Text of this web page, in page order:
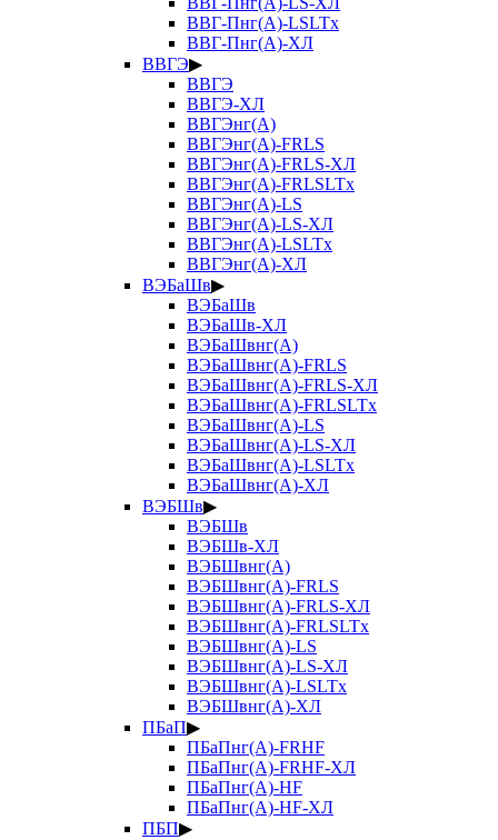
ВВГ-Пнг(А)-LSLTx
ВВГ-Пнг(А)-ХЛ
ВВГЭ▶
ВВГЭ
ВВГЭ-ХЛ
ВВГЭнг(А)
ВВГЭнг(А)-FRLS
ВВГЭнг(А)-FRLS-ХЛ
ВВГЭнг(А)-FRLSLTx
ВВГЭнг(А)-LS
ВВГЭнг(А)-LS-ХЛ
ВВГЭнг(А)-LSLTx
ВВГЭнг(А)-ХЛ
ВЭБаШв▶
ВЭБаШв
ВЭБаШв-ХЛ
ВЭБаШвнг(А)
ВЭБаШвнг(А)-FRLS
ВЭБаШвнг(А)-FRLS-ХЛ
ВЭБаШвнг(А)-FRLSLTx
ВЭБаШвнг(А)-LS
ВЭБаШвнг(А)-LS-ХЛ
ВЭБаШвнг(А)-LSLTx
ВЭБаШвнг(А)-ХЛ
ВЭБШв▶
ВЭБШв
ВЭБШв-ХЛ
ВЭБШвнг(А)
ВЭБШвнг(А)-FRLS
ВЭБШвнг(А)-FRLS-ХЛ
ВЭБШвнг(А)-FRLSLTx
ВЭБШвнг(А)-LS
ВЭБШвнг(А)-LS-ХЛ
ВЭБШвнг(А)-LSLTx
ВЭБШвнг(А)-ХЛ
ПБаП▶
ПБаПнг(А)-FRHF
ПБаПнг(А)-FRHF-ХЛ
ПБаПнг(А)-HF
ПБаПнг(А)-HF-ХЛ
ПБП▶